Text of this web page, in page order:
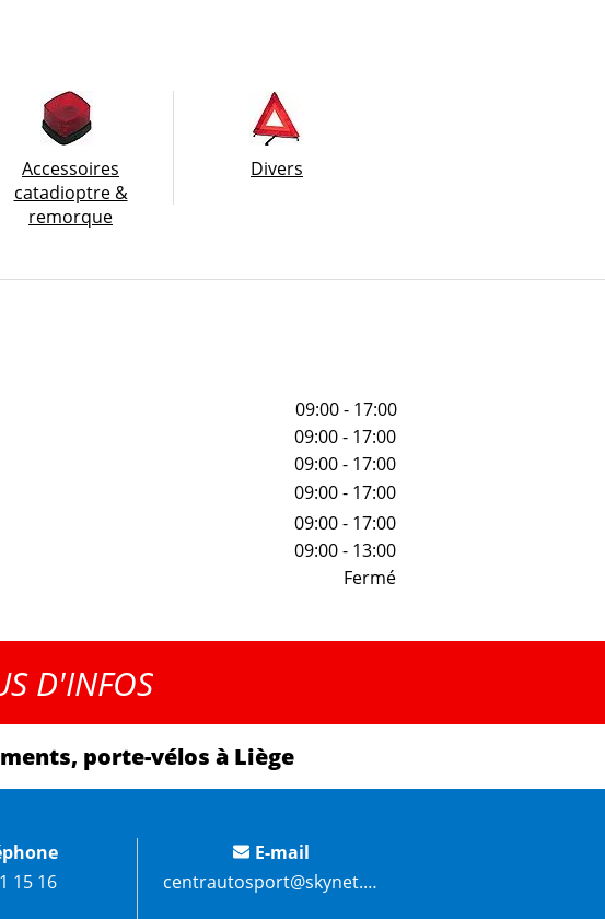
Accessoires
catadioptre &
remorque
Divers
09:00 - 17:00
09:00 - 17:00
09:00 - 17:00
09:00 - 17:00
09:00 - 17:00
09:00 - 13:00
Fermé
D'INFOS
porte-vélos à Liège
15 16
E-mail
centrautosport@skynet.be